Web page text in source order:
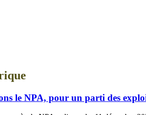
le NPA, pour un parti des